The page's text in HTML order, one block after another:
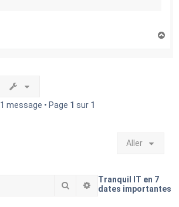
1 message • Page 1 sur 1
Aller
RechercherRecherche avancée
Tranquil IT en 7
dates importantes